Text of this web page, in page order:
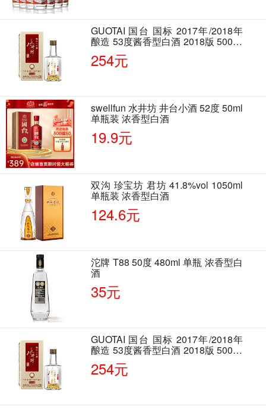
GUOTAI 国台 国标 2017年/2018年
酿造 53度酱香型白酒 2018版 500ml
单瓶装
254元
swellfun 水井坊 井台小酒 52度 50ml
单瓶装 浓香型白酒
19.9元
双沟 珍宝坊 君坊 41.8%vol 1050ml
单瓶装 浓香型白酒
124.6元
沱牌 T88 50度 480ml 单瓶 浓香型白
酒
35元
GUOTAI 国台 国标 2017年/2018年
酿造 53度酱香型白酒 2018版 500ml
单瓶装
254元